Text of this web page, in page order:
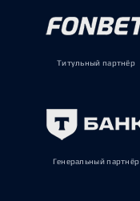
Титульный партнёр
Генеральный партнёр